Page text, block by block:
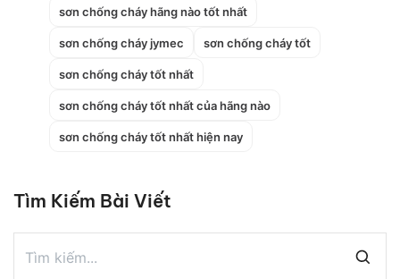
sơn chống cháy hãng nào tốt nhất
sơn chống cháy jymec sơn chống cháy tốt
sơn chống cháy tốt nhất
sơn chống cháy tốt nhất của hãng nào
sơn chống cháy tốt nhất hiện nay
Tìm Kiếm Bài Viết